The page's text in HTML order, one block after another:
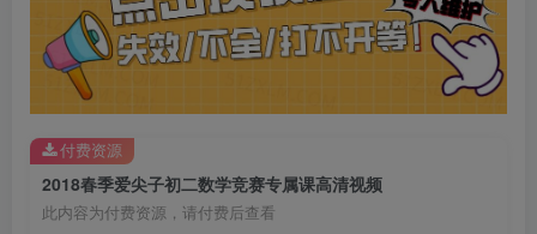
2018春季爱尖子初二数学竞赛专属课高清视频
此内容为付费资源，请付费后查看
付费资源